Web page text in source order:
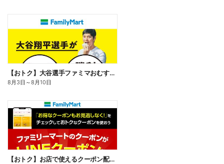
【おトク】大谷選手ファミマおむすび割
8月3日 ～8月10日
【おトク】お店で使えるクーポン配信中